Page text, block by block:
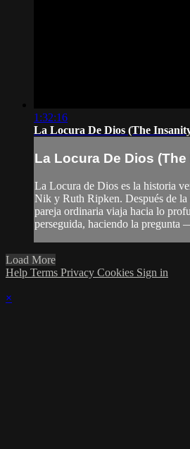
1:32:16
La Locura De Dios (The
La Locura De Dios
La Locura de Dios es la historia
Nik y Ruth Ripken. Después de la
pareja ordinaria viaja hacia lo
perseguida, haciendo la pregunta
Load More
Help Terms Privacy Cookies Sign in
×